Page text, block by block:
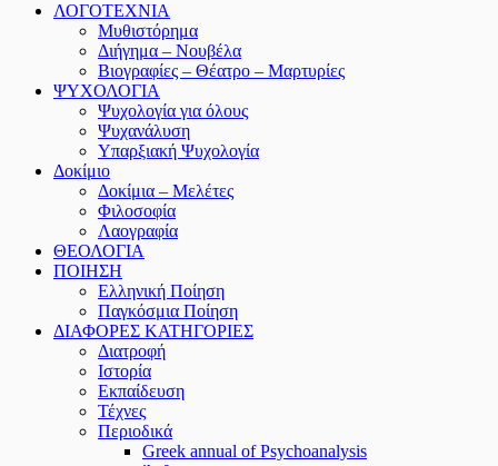
ΛΟΓΟΤΕΧΝΙΑ
Μυθιστόρημα
Διήγημα – Νουβέλα
Βιογραφίες – Θέατρο – Μαρτυρίες
ΨΥΧΟΛΟΓΙΑ
Ψυχολογία για όλους
Ψυχανάλυση
Υπαρξιακή Ψυχολογία
Δοκίμιο
Δοκίμια – Μελέτες
Φιλοσοφία
Λαογραφία
ΘΕΟΛΟΓΙΑ
ΠΟΙΗΣΗ
Ελληνική Ποίηση
Παγκόσμια Ποίηση
ΔΙΑΦΟΡΕΣ ΚΑΤΗΓΟΡΙΕΣ
Διατροφή
Ιστορία
Εκπαίδευση
Τέχνες
Περιοδικά
Greek annual of Psychoanalysis